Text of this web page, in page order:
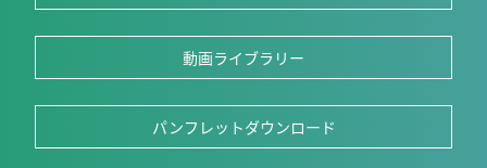
動画ライブラリー
パンフレットダウンロード